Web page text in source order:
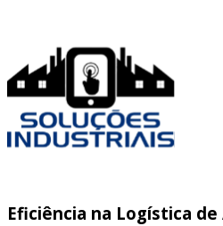
Eficiência na Logística